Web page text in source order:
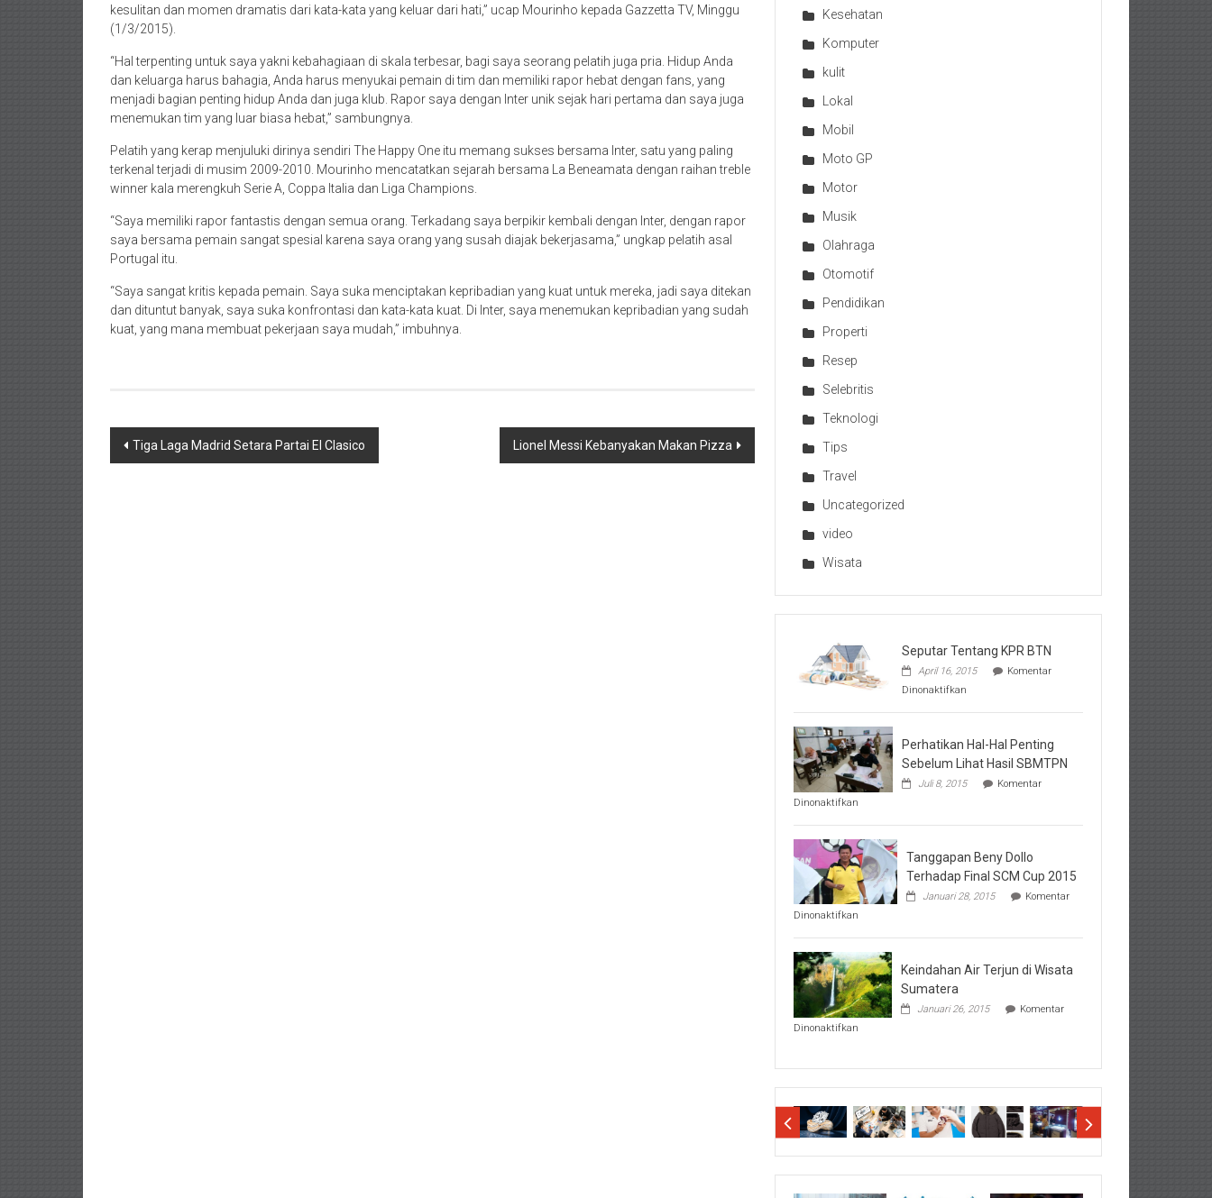
kesulitan dan momen dramatis dari kata-kata yang keluar dari hati,” ucap Mourinho kepada Gazzetta TV, Minggu
(1/3/2015).
“Hal terpenting untuk saya yakni kebahagiaan di skala terbesar, bagi saya seorang pelatih juga pria. Hidup Anda
dan keluarga harus bahagia, Anda harus menyukai pemain di tim dan memiliki rapor hebat dengan fans, yang
menjadi bagian penting hidup Anda dan juga klub. Rapor saya dengan Inter unik sejak hari pertama dan saya juga
menemukan tim yang luar biasa hebat,” sambungnya.
Pelatih yang kerap menjuluki dirinya sendiri The Happy One itu memang sukses bersama Inter, satu yang paling
terkenal terjadi di musim 2009-2010. Mourinho mencatatkan sejarah bersama La Beneamata dengan raihan treble
winner kala merengkuh Serie A, Coppa Italia dan Liga Champions.
“Saya memiliki rapor fantastis dengan semua orang. Terkadang saya berpikir kembali dengan Inter, dengan rapor
saya bersama pemain sangat spesial karena saya orang yang susah diajak bekerjasama,” ungkap pelatih asal
Portugal itu.
“Saya sangat kritis kepada pemain. Saya suka menciptakan kepribadian yang kuat untuk mereka, jadi saya ditekan
dan dituntut banyak, saya suka konfrontasi dan kata-kata kuat. Di Inter, saya menemukan kepribadian yang sudah
kuat, yang mana membuat pekerjaan saya mudah,” imbuhnya.
Navigasi
Tiga Laga Madrid Setara Partai El Clasico Lionel Messi Kebanyakan Makan Pizza
Kesehatan
Komputer
kulit
Lokal
Mobil
Moto GP
Motor
Musik
Olahraga
Otomotif
Pendidikan
Properti
Resep
Selebritis
Teknologi
Tips
Travel
Uncategorized
video
Wisata
Seputar Tentang KPR BTN
April 16, 2015
Komentar
Dinonaktifkan
Tentang
BTN
Perhatikan Hal-Hal Penting
Sebelum Lihat Hasil SBMTPN
Juli 8, 2015
Komentar
Dinonaktifkan
Hal-
Hal
Penting
Sebelum
Lihat
Hasil
Tanggapan Beny Dollo
Terhadap Final SCM Cup 2015
Januari 28, 2015
Komentar
Dinonaktifkan
Beny
Dollo
Terhadap
Final
SCM
Cup
Keindahan Air Terjun di Wisata
Sumatera
Januari 26, 2015
Komentar
Dinonaktifkan
Terjun
Sumatera